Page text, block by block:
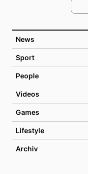
News
Sport
People
Videos
Games
Lifestyle
Archiv